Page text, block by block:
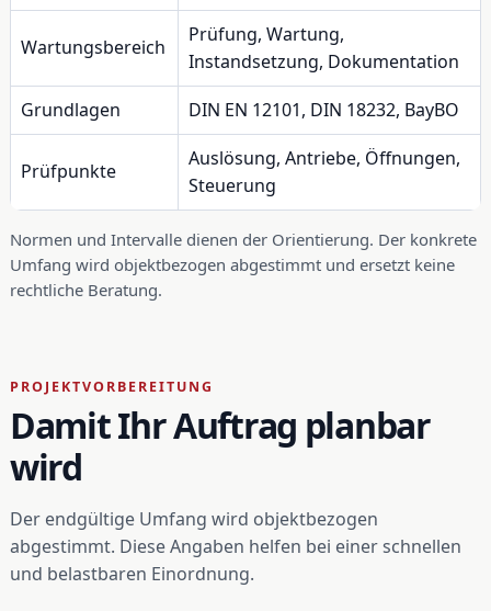
Wartungsbereich
Prüfung, Wartung,
Instandsetzung, Dokumentation
Grundlagen
DIN EN 12101, DIN 18232, BayBO
Prüfpunkte
Auslösung, Antriebe, Öffnungen,
Steuerung
Normen und Intervalle dienen der Orientierung. Der konkrete
Umfang wird objektbezogen abgestimmt und ersetzt keine
rechtliche Beratung.
PROJEKTVORBEREITUNG
Damit Ihr Auftrag planbar
wird
Der endgültige Umfang wird objektbezogen
abgestimmt. Diese Angaben helfen bei einer schnellen
und belastbaren Einordnung.